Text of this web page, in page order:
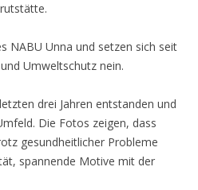
NABU Unna und setzen sich seit
Umweltschutz nein.
drei Jahren entstanden und
Die Fotos zeigen, dass
gesundheitlicher Probleme
spannende Motive mit der